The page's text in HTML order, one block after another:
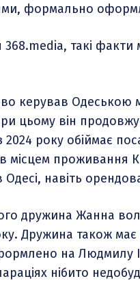
формально
368.media, такі
керував Одеською
цьому він
року обіймає
місцем проживання
навіть
дружина Жанна
Дружина також
на Людмилу
нібито